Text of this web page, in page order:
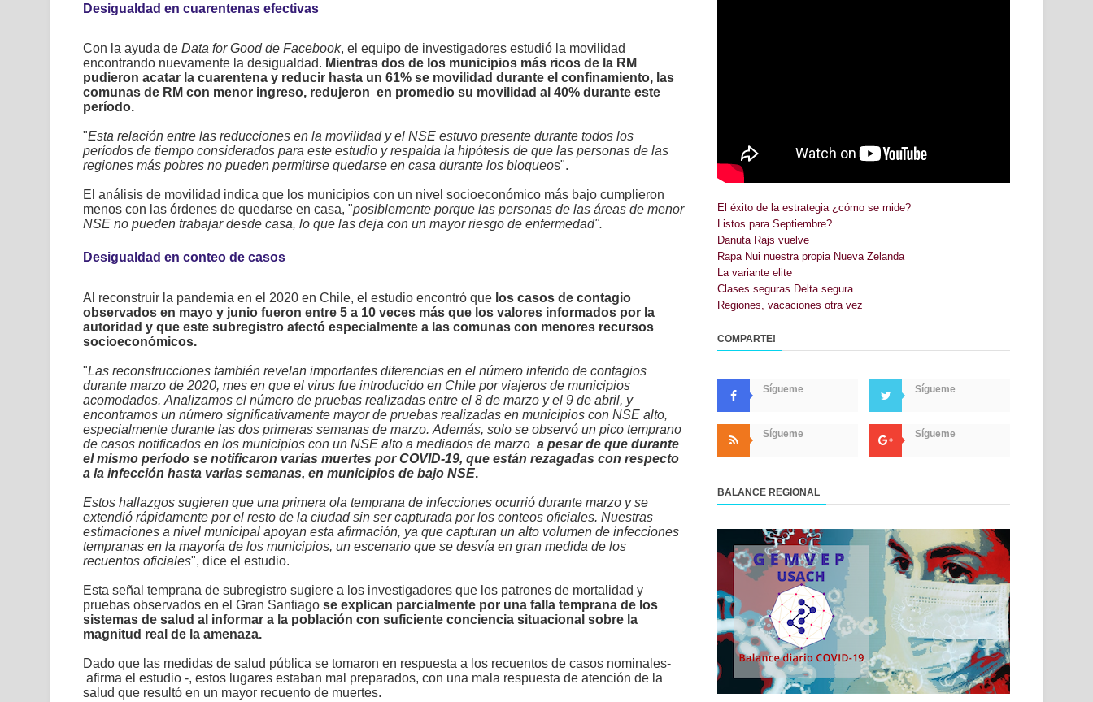
Desigualdad en cuarentenas efectivas
Con la ayuda de Data for Good de Facebook, el equipo de investigadores estudió la movilidad
encontrando nuevamente la desigualdad. Mientras dos de los municipios más ricos de la RM
pudieron acatar la cuarentena y reducir hasta un 61% se movilidad durante el confinamiento, las
comunas de RM con menor ingreso, redujeron en promedio su movilidad al 40% durante este
período.
"Esta relación entre las reducciones en la movilidad y el NSE estuvo presente durante todos los
períodos de tiempo considerados para este estudio y respalda la hipótesis de que las personas de las
regiones más pobres no pueden permitirse quedarse en casa durante los bloqueos".
El análisis de movilidad indica que los municipios con un nivel socioeconómico más bajo cumplieron
menos con las órdenes de quedarse en casa, "posiblemente porque las personas de las áreas de menor
NSE no pueden trabajar desde casa, lo que las deja con un mayor riesgo de enfermedad".
Desigualdad en conteo de casos
Al reconstruir la pandemia en el 2020 en Chile, el estudio encontró que los casos de contagio
observados en mayo y junio fueron entre 5 a 10 veces más que los valores informados por la
autoridad y que este subregistro afectó especialmente a las comunas con menores recursos
socioeconómicos.
"Las reconstrucciones también revelan importantes diferencias en el número inferido de contagios
durante marzo de 2020, mes en que el virus fue introducido en Chile por viajeros de municipios
acomodados. Analizamos el número de pruebas realizadas entre el 8 de marzo y el 9 de abril, y
encontramos un número significativamente mayor de pruebas realizadas en municipios con NSE alto,
especialmente durante las dos primeras semanas de marzo. Además, solo se observó un pico temprano
de casos notificados en los municipios con un NSE alto a mediados de marzo a pesar de que durante
el mismo período se notificaron varias muertes por COVID-19, que están rezagadas con respecto
a la infección hasta varias semanas, en municipios de bajo NSE.
Estos hallazgos sugieren que una primera ola temprana de infecciones ocurrió durante marzo y se
extendió rápidamente por el resto de la ciudad sin ser capturada por los conteos oficiales. Nuestras
estimaciones a nivel municipal apoyan esta afirmación, ya que capturan un alto volumen de infecciones
tempranas en la mayoría de los municipios, un escenario que se desvía en gran medida de los
recuentos oficiales", dice el estudio.
Esta señal temprana de subregistro sugiere a los investigadores que los patrones de mortalidad y
pruebas observados en el Gran Santiago se explican parcialmente por una falla temprana de los
sistemas de salud al informar a la población con suficiente conciencia situacional sobre la
magnitud real de la amenaza.
Dado que las medidas de salud pública se tomaron en respuesta a los recuentos de casos nominales-
afirma el estudio -, estos lugares estaban mal preparados, con una mala respuesta de atención de la
salud que resultó en un mayor recuento de muertes.
El éxito de la estrategia ¿cómo se mide?
Listos para Septiembre?
Danuta Rajs vuelve
Rapa Nui nuestra propia Nueva Zelanda
La variante elite
Clases seguras Delta segura
Regiones, vacaciones otra vez
COMPARTE!
Sígueme Sígueme
Sígueme Sígueme
BALANCE REGIONAL